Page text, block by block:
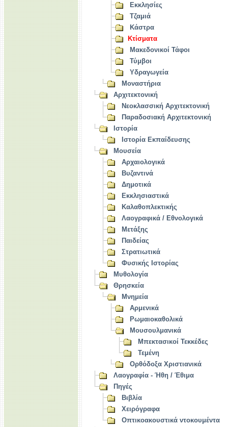
Εκκλησίες
Τζαμιά
Κάστρα
Κτίσματα
Μακεδονικοί Τάφοι
Τύμβοι
Υδραγωγεία
Μοναστήρια
Αρχιτεκτονική
Νεοκλασσική Αρχιτεκτονική
Παραδοσιακή Αρχιτεκτονική
Ιστορία
Ιστορία Εκπαίδευσης
Μουσεία
Αρχαιολογικά
Βυζαντινά
Δημοτικά
Εκκλησιαστικά
Καλαθοπλεκτικής
Λαογραφικά / Εθνολογικά
Μετάξης
Παιδείας
Στρατιωτικά
Φυσικής Ιστορίας
Μυθολογία
Θρησκεία
Μνημεία
Αρμενικά
Ρωμαιοκαθολικά
Μουσουλμανικά
Μπεκτασικοί Τεκκέδες
Τεμένη
Ορθόδοξα Χριστιανικά
Λαογραφία - Ήθη / Έθιμα
Πηγές
Βιβλία
Χειρόγραφα
Οπτικοακουστικά ντοκουμέντα